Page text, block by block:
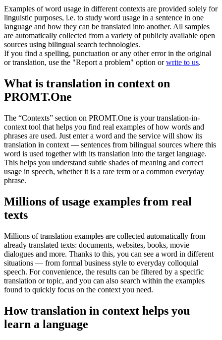
Examples of word usage in different contexts are provided solely for
linguistic purposes, i.e. to study word usage in a sentence in one
language and how they can be translated into another. All samples
are automatically collected from a variety of publicly available open
sources using bilingual search technologies.
If you find a spelling, punctuation or any other error in the original
or translation, use the "Report a problem" option orwrite to us.
What is translation in context on
PROMT.One
The “Contexts” section on PROMT.One is your translation-in-
context tool that helps you find real examples of how words and
phrases are used. Just enter a word and the service will show its
translation in context — sentences from bilingual sources where this
word is used together with its translation into the target language.
This helps you understand subtle shades of meaning and correct
usage in speech, whether it is a rare term or a common everyday
phrase.
Millions of usage examples from real
texts
Millions of translation examples are collected automatically from
already translated texts: documents, websites, books, movie
dialogues and more. Thanks to this, you can see a word in different
situations — from formal business style to everyday colloquial
speech. For convenience, the results can be filtered by a specific
translation or topic, and you can also search within the examples
found to quickly focus on the context you need.
How translation in context helps you
learn a language